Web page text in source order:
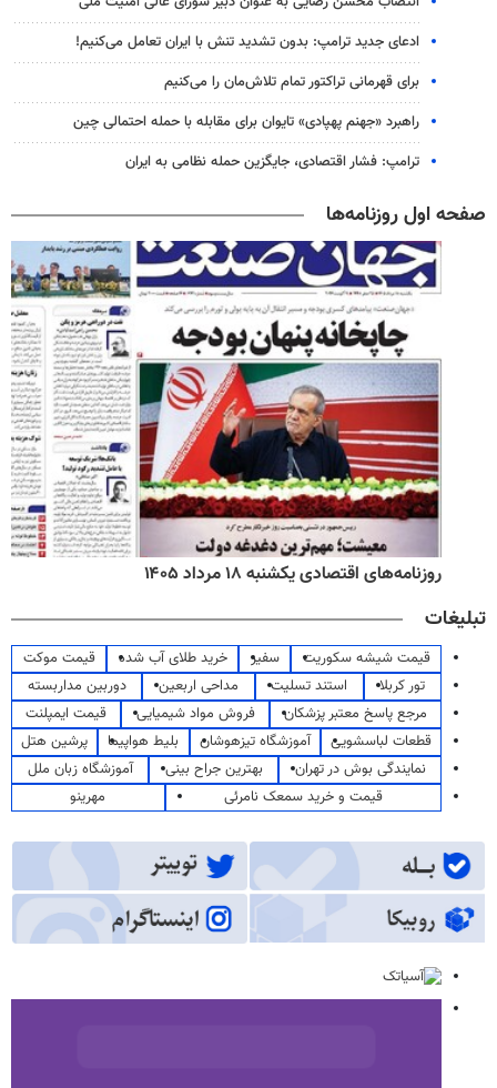
ادعای جدید ترامپ: بدون تشدید تنش با ایران تعامل می‌کنیم!
برای قهرمانی تراکتور تمام تلاش‌مان را می‌کنیم
راهبرد «جهنم پهپادی» تایوان برای مقابله با حمله احتمالی چین
ترامپ: فشار اقتصادی، جایگزین حمله نظامی به ایران
صفحه اول روزنامه‌ها
روزنامه‌های اقتصادی یکشنبه ۱۸ مرداد ۱۴۰۵
تبلیغات
قیمت شیشه سکوریت سفیر خرید طلای آب شده
قیمت موکت
تور کربلا
استند تسلیت مداحی اربعین
دوربین مداربسته
مرجع پاسخ معتبر پزشکان
فروش مواد شیمیایی
قیمت ایمپلنت
قطعات لباسشویی
آموزشگاه تیزهوشان بلیط هواپیما
پرشین هتل
نمایندگی بوش در تهران
بهترین جراح بینی
آموزشگاه زبان ملل
قیمت و خرید سمعک نامرئی
مهرینو